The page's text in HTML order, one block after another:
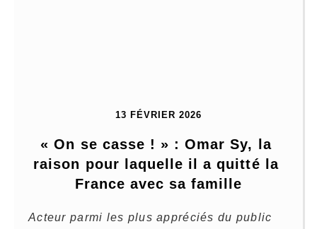
13 FÉVRIER 2026
« On se casse ! » : Omar Sy, la
raison pour laquelle il a quitté la
France avec sa famille
Acteur parmi les plus appréciés du public